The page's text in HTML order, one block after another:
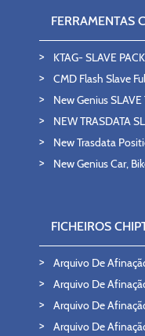
FERRAMENTAS
KTAG- SLAVE
CMD Flash Slave
New Genius
NEW TRASDATA
New Trasdata
New Genius Car,
FICHEIROS
Arquivo De
Arquivo De
Arquivo De
Arquivo De